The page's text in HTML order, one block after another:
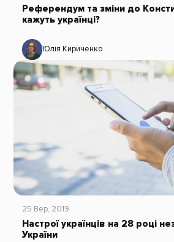
Референдум та зміни до
кажуть українці?
Юлія Кириченко
25 Вер, 2019
Настрої українців на 28 році
України